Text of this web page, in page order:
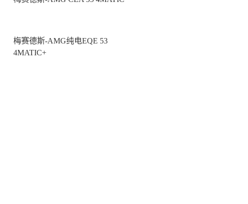
梅赛德斯-AMG纯电EQE 53
4MATIC+